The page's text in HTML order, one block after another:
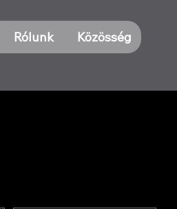
Rólunk Közösség